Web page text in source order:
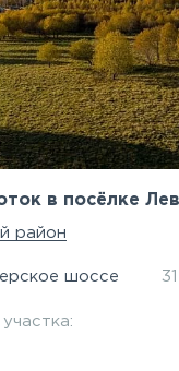
в посёлке
район
шоссе